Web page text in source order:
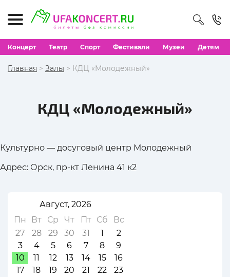
Концерт Театр Спорт Фестивали Музеи Детям
Главная > Залы > КДЦ «Молодежный»
КДЦ «Молодежный»
Культурно — досуговый центр Молодежный
Адрес: Орск, пр-кт Ленина 41 к2
Август, 2026
Пн
Вт Ср Чт Пт Сб
Вс
27
28 29 30 31 1
2
3
4 5 6 7 8
9
10
11 12 13 14 15
16
17
18 19 20 21 22
23